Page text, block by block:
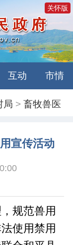
关怀版
互动 市情
局 >畜牧兽医
宣传活动
规范兽用
使用禁用